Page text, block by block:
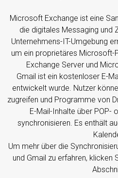
Microsoft Exchange ist eine
die digitales Messaging und
Unternehmens-IT-Umgebung
um ein proprietäres
Exchange Server und
Gmail ist ein kostenloser E-
entwickelt wurde. Nutzer
zugreifen und Programme von
E-Mail-Inhalte über POP-
synchronisieren. Es enthält
Um mehr über die
und Gmail zu erfahren, klicken